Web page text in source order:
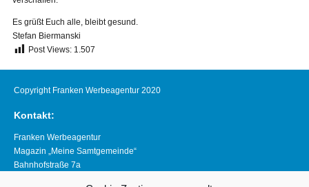
Es grüßt Euch alle, bleibt gesund.
Stefan Biermanski
Post Views: 1.507
Copyright Franken Werbeagentur 2020
Kontakt:
Franken Werbeagentur
Magazin „Meine Samtgemeinde“
Bahnhofstraße 7a